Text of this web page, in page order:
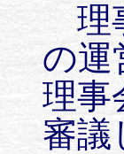
理
の運
理事
審議